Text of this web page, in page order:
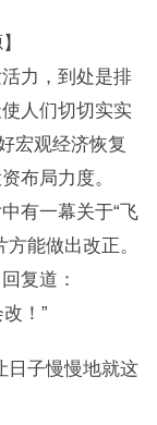
力，到处是排
人们切切实实
宏观经济恢复
布局力度。
有一幕关于“飞
能做出改正。
复道：
！”
日子慢慢地就这